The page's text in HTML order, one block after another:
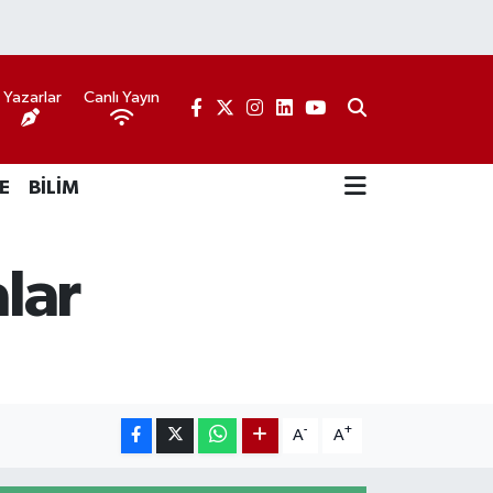
Yazarlar Canlı Yayın
BİLİM
A- A+